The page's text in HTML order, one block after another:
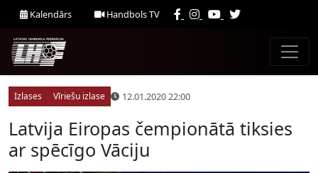
Kalendārs Handbols TV
Izlases Vīriešu izlase 12.01.2020 22:00
Latvija Eiropas čempionātā tiksies
ar spēcīgo Vāciju